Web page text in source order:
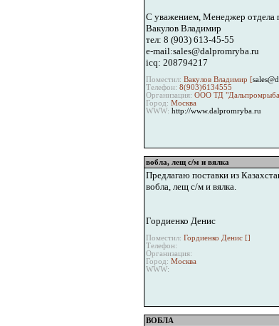
С уважением, Менеджер
Вакулов Владимир
тел: 8 (903) 613-45-55
e-mail:sales@dalpromryba.ru
icq: 208794217
Поместил: Вакулов Владимир [
Телефон: 8(903)6134555
Организация: ООО ТД
Город: Москва
WWW: http://www.dalpromryba.ru
вобла, лещ с/м и вялка
Предлагаю поставки из
вобла, лещ с/м и вялка.
Гордиенко Денис
Поместил: Гордиенко Денис []
Телефон:
Организация:
Город: Москва
WWW:
ВОБЛА